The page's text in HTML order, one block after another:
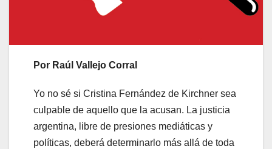
Por Raúl Vallejo Corral
Yo no sé si Cristina Fernández de Kirchner sea
culpable de aquello que la acusan. La justicia
argentina, libre de presiones mediáticas y
políticas, deberá determinarlo más allá de toda